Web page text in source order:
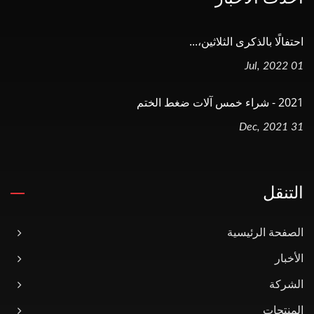
احتفالًا بالذكرى الثلاثين،...
01 Jul, 2022
2021 - شراء خمس آلات ضغط الختم
31 Dec, 2021
التنقل
الصفحة الرئيسية
الأخبار
الشركة
المنتجات